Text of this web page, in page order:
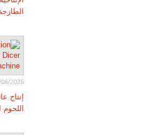
06/2026
إنتاج
اللحوم